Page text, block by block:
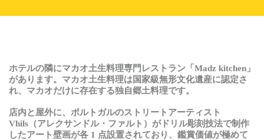
ホテルの隣にマカオ土生料理専門レストラン「 Madz kitchen 」
があります。マカオ土生料理は国家級無形文化遺産に認定さ
れ、マカオだけに存在する独自郷土料理です。
店内と屋外に、 ポルトガルのストリートアーティスト
Vhils （アレクサンドル・ ファルト ） がドリル彫刻技法で制作
したアート壁画が各 1 点設置されており 、鑑賞価値が極めて